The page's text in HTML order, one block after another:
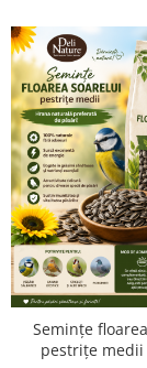
Semințe
pestrițe medii